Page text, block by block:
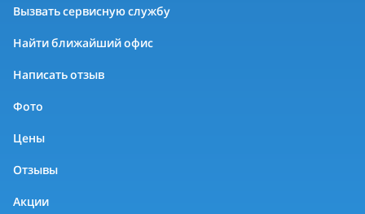
Вызвать сервисную службу
Найти ближайший офис
Написать отзыв
Фото
Цены
Отзывы
Акции